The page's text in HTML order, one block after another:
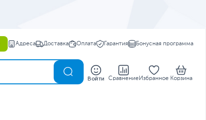
Адреса Доставка Оплата Гарантия Бонусная программа
Войти Сравнение Избранное Корзина